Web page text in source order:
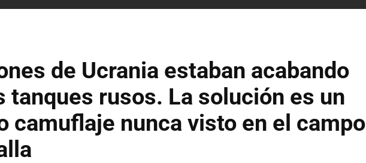
de Ucrania estaban acabando
tanques rusos. La solución es un
camuflaje nunca visto en el campo